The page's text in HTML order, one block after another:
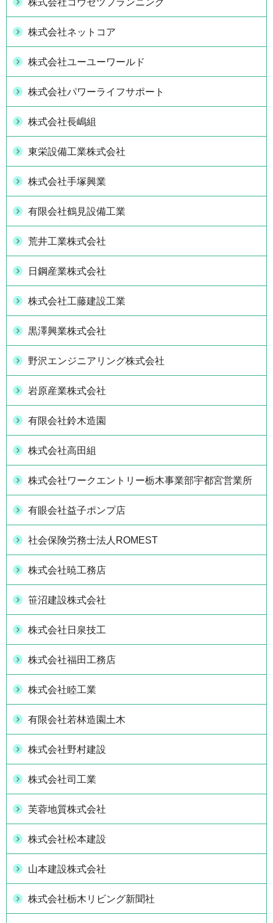
株式会社コウセツプランニング
株式会社ネットコア
株式会社ユーユーワールド
株式会社パワーライフサポート
株式会社長嶋組
東栄設備工業株式会社
株式会社手塚興業
有限会社鶴見設備工業
荒井工業株式会社
日鋼産業株式会社
株式会社工藤建設工業
黒澤興業株式会社
野沢エンジニアリング株式会社
岩原産業株式会社
有限会社鈴木造園
株式会社高田組
株式会社ワークエントリー栃木事業部宇都宮営業所
有眼会社益子ポンプ店
社会保険労務士法人ROMEST
株式会社暁工務店
笹沼建設株式会社
株式会社日泉技工
株式会社福田工務店
株式会社睦工業
有限会社若林造園土木
株式会社野村建設
株式会社司工業
芙蓉地質株式会社
株式会社松本建設
山本建設株式会社
株式会社栃木リビング新聞社